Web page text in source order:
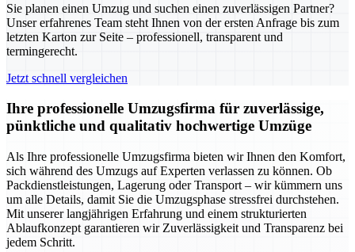
Sie planen einen Umzug und suchen einen zuverlässigen Partner?
Unser erfahrenes Team steht Ihnen von der ersten Anfrage bis zum
letzten Karton zur Seite – professionell, transparent und
termingerecht.
Jetzt schnell vergleichen
Ihre professionelle Umzugsfirma für zuverlässige,
pünktliche und qualitativ hochwertige Umzüge
Als Ihre professionelle Umzugsfirma bieten wir Ihnen den Komfort,
sich während des Umzugs auf Experten verlassen zu können. Ob
Packdienstleistungen, Lagerung oder Transport – wir kümmern uns
um alle Details, damit Sie die Umzugsphase stressfrei durchstehen.
Mit unserer langjährigen Erfahrung und einem strukturierten
Ablaufkonzept garantieren wir Zuverlässigkeit und Transparenz bei
jedem Schritt.